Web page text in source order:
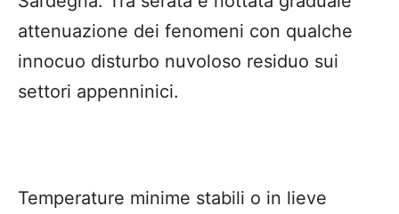
attenuazione dei fenomeni con qualche
innocuo disturbo nuvoloso residuo sui
settori appenninici.
Temperature minime stabili o in lieve